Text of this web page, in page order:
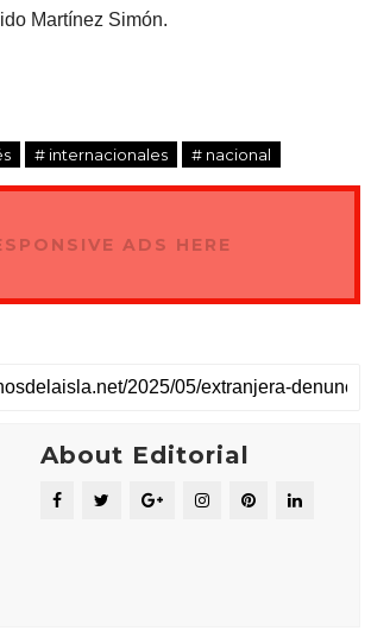
Martínez Simón.
# internacionales # nacional
ADS HERE
About Editorial